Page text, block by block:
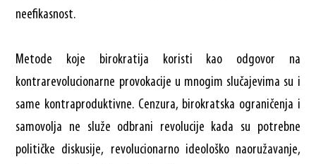
neefikasnost.
Metode koje birokratija koristi kao odgovor na
kontrarevolucionarne provokacije u mnogim slučajevima su i
same kontraproduktivne. Cenzura, birokratska ograničenja i
samovolja ne služe odbrani revolucije kada su potrebne
političke diskusije, revolucionarno ideološko naoružavanje,